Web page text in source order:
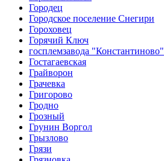
Городец
Городское поселение Снегири
Гороховец
Горячий Ключ
госплемзавода "Константиново"
Гостагаевская
Грайворон
Грачевка
Григорово
Гродно
Грозный
Грунин Воргол
Грызлово
Грязи